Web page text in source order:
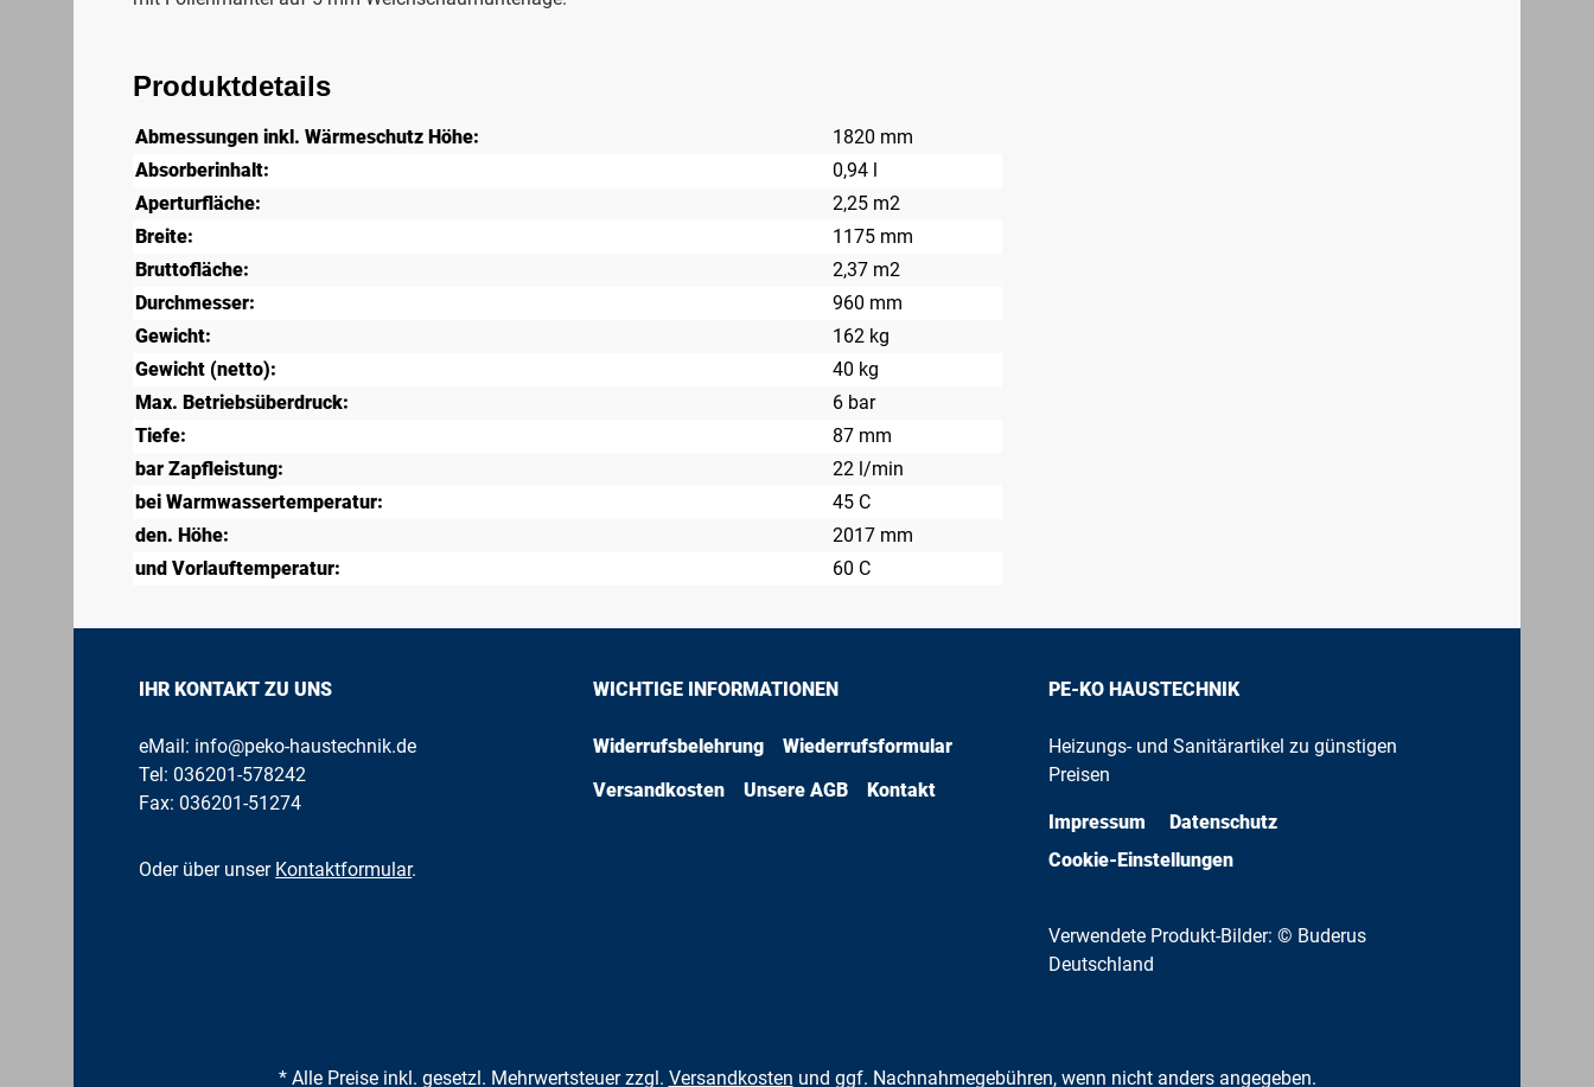
Produktdetails
Abmessungen inkl. Wärmeschutz Höhe:
1820 mm
Absorberinhalt:
0,94 l
Aperturfläche:
2,25 m2
Breite:
1175 mm
Bruttofläche:
2,37 m2
Durchmesser:
960 mm
Gewicht:
162 kg
Gewicht (netto):
40 kg
Max. Betriebsüberdruck:
6 bar
Tiefe:
87 mm
bar Zapfleistung:
22 l/min
bei Warmwassertemperatur:
45 C
den. Höhe:
2017 mm
und Vorlauftemperatur:
60 C
IHR KONTAKT ZU UNS
eMail: info@peko-haustechnik.de
Tel:036201-578242
Fax: 036201-51274
Oder über unser Kontaktformular.
WICHTIGE INFORMATIONEN
Widerrufsbelehrung
Wiederrufsformular
Versandkosten
Unsere AGB Kontakt
PE-KO HAUSTECHNIK
Heizungs- und Sanitärartikel zu günstigen
Preisen
Impressum
Datenschutz
Cookie-Einstellungen
Verwendete Produkt-Bilder: © Buderus
Deutschland
* Alle Preise inkl. gesetzl. Mehrwertsteuer zzgl. Versandkosten und ggf. Nachnahmegebühren, wenn nicht anders angegeben.